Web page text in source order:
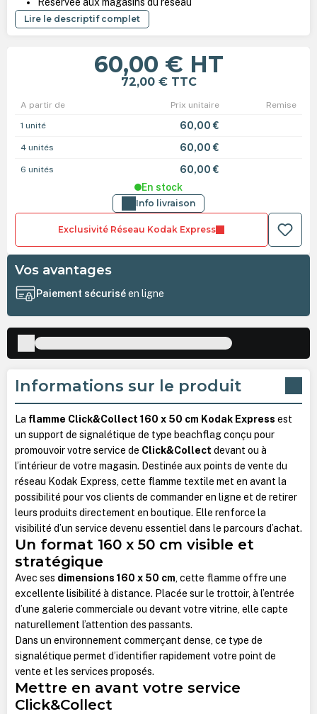
Lire le descriptif complet
60,00 € HT
72,00 € TTC
A partir de Prix unitaire Remise
1 unité 60,00 €
4 unités 60,00 €
6 unités
60,00 €
En stock
Info livraison
Exclusivité Réseau Kodak Express
Vos avantages
Paiement sécuriséen ligne
Informations sur le produit
La flamme Click&Collect 160 x 50 cm Kodak Express est
un support de signalétique de type beachflag conçu pour
promouvoir votre service de Click&Collect devant ou à
l’intérieur de votre magasin. Destinée aux points de vente du
réseau Kodak Express, cette flamme textile met en avant la
possibilité pour vos clients de commander en ligne et de retirer
leurs produits directement en boutique. Elle renforce la
visibilité d’un service devenu essentiel dans le parcours d’achat.
Un format 160 x 50 cm visible et
stratégique
Avec ses dimensions 160 x 50 cm, cette flamme offre une
excellente lisibilité à distance. Placée sur le trottoir, à l’entrée
d’une galerie commerciale ou devant votre vitrine, elle capte
naturellement l’attention des passants.
Dans un environnement commerçant dense, ce type de
signalétique permet d’identifier rapidement votre point de
vente et les services proposés.
Mettre en avant votre service
Click&Collect